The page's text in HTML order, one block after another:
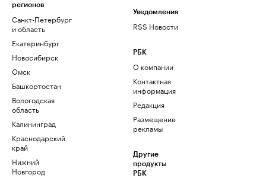
регионов
Санкт-Петербург
и область
Екатеринбург
Новосибирск
Омск
Башкортостан
Вологодская
область
Калининград
Краснодарский
край
Нижний
Новгород
Уведомления
RSS Новости
РБК
О компании
Контактная
информация
Редакция
Размещение
рекламы
Другие
продукты
РБК